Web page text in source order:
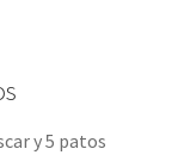
y 5 patos